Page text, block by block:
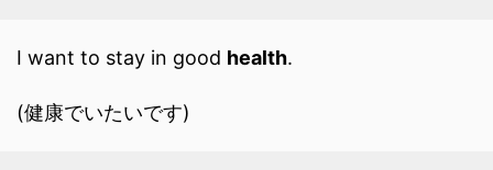
I want to stay in good health.
(健康でいたいです)